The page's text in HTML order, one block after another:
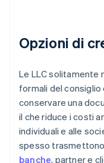
Opzioni di
Le LLC solitamente
formali del
conservare una
il che riduce i costi
individuali e alle
spesso
banche, partner e